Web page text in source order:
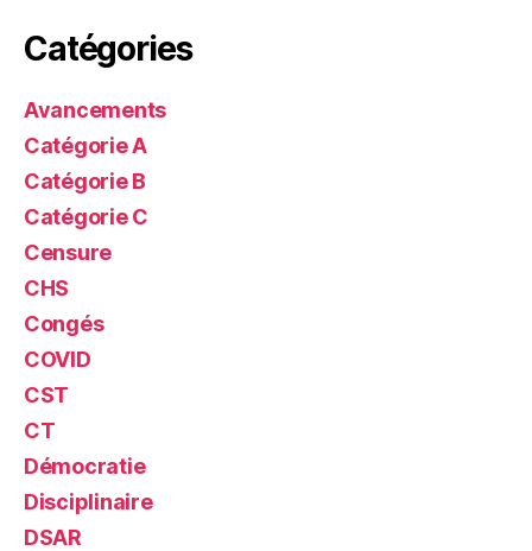
Catégories
Avancements
Catégorie A
Catégorie B
Catégorie C
Censure
CHS
Congés
COVID
CST
CT
Démocratie
Disciplinaire
DSAR